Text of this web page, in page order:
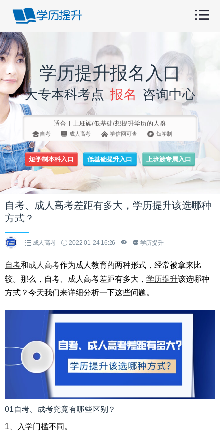
学历提升报名入口
大专本科考点 报名 咨询中心
适合于上班族/低基础/想提升学历的人群
自考 成人高考 学信网可查 短学制
短学制本科入口 低基础提升入口 上班族专属入口
自考、成人高考差距有多大，学历提升该选哪种
方式？
成人高考 2022-01-24 16:26 学历提升
自考和成人高考作为成人教育的两种形式，经常被拿来比
较。那么，自考、成人高考差距有多大， 学历提升该选哪种
方式？今天我们来详细分析一下这些问题。
01自考、成考究竟有哪些区别？
1、入学门槛不同。